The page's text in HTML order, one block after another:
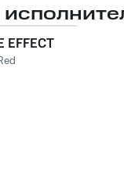
EFFECT